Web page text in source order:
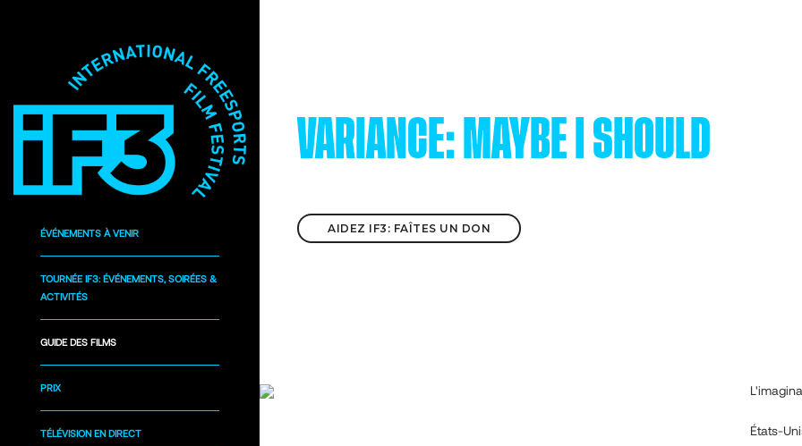
ÉVÉNEMENTS À VENIR
TOURNÉE IF3: ÉVÉNEMENTS, SOIRÉES &
ACTIVITÉS
GUIDE DES FILMS
PRIX
TÉLÉVISION EN DIRECT
VARIANCE: MAYBE I SHOULD
AIDEZ IF3: FAÎTES UN DON
États-